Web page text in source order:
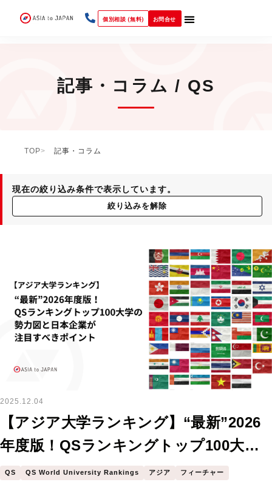
個別相談 (無料) お問合せ
記事・コラム / QS
TOP 記事・コラム
現在の絞り込み条件で表示しています。
絞り込みを解除
2025.12.04
【アジア大学ランキング】“最新”2026
年度版！QSランキングトップ100大学
の勢力図と日本企業が注目すべきポイ
QS QS World University Rankings アジア フィーチャー